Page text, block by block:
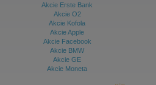
Akcie Erste Bank
Akcie O2
Akcie Kofola
Akcie Apple
Akcie Facebook
Akcie BMW
Akcie GE
Akcie Moneta